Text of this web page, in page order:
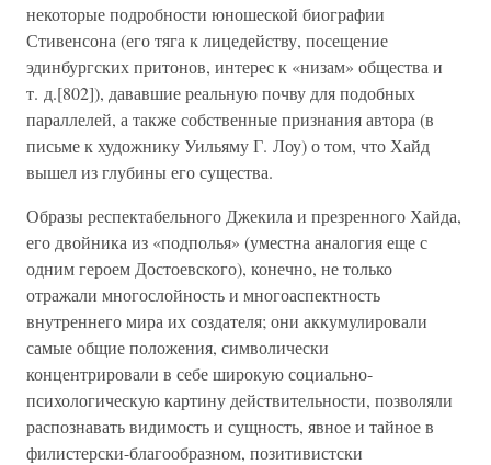
некоторые подробности юношеской биографии
Стивенсона (его тяга к лицедейству, посещение
эдинбургских притонов, интерес к «низам» общества и
т. д.[802]), дававшие реальную почву для подобных
параллелей, а также собственные признания автора (в
письме к художнику Уильяму Г. Лоу) о том, что Хайд
вышел из глубины его существа.
Образы респектабельного Джекила и презренного Хайда,
его двойника из «подполья» (уместна аналогия еще с
одним героем Достоевского), конечно, не только
отражали многослойность и многоаспектность
внутреннего мира их создателя; они аккумулировали
самые общие положения, символически
концентрировали в себе широкую социально-
психологическую картину действительности, позволяли
распознавать видимость и сущность, явное и тайное в
филистерски-благообразном, позитивистски